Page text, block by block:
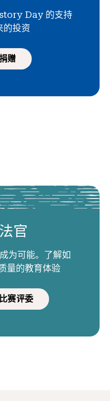
Day 的支持
的投资
赠
官
为可能。了解如
量的教育体验
赛评委